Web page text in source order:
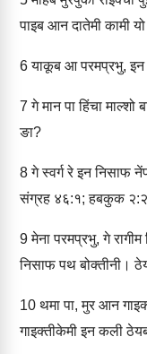
पाइब आन दातेमी कामी
6याकूब आ परमप्रभु, इन
7 गे मान पा हिंचा माल्‍शो
ङा?
8गे स्‍वर्ग रे इन निसाफ
संग्रह ४६:१; हबकुक
9मेना परमप्रभु, गे
निसाफ पथ बोक्‍तीनी।
10 थमा पा, मुर आन
गाइक्‍तीकेमी इन कली